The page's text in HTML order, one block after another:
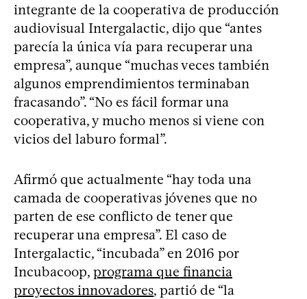
integrante de la cooperativa de producción
audiovisual Intergalactic, dijo que “antes
parecía la única vía para recuperar una
empresa”, aunque “muchas veces también
algunos emprendimientos terminaban
fracasando”. “No es fácil formar una
cooperativa, y mucho menos si viene con
vicios del laburo formal”.
Afirmó que actualmente “hay toda una
camada de cooperativas jóvenes que no
parten de ese conflicto de tener que
recuperar una empresa”. El caso de
Intergalactic, “incubada” en 2016 por
Incubacoop, programa que financia
proyectos innovadores, partió de “la